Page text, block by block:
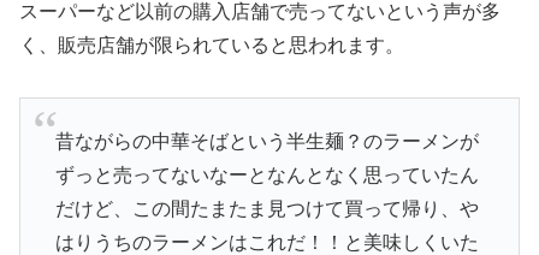
スーパーなど以前の購入店舗で売ってないという声が多
く、販売店舗が限られていると思われます。
昔ながらの中華そばという半生麺？のラーメンが
ずっと売ってないなーとなんとなく思っていたん
だけど、この間たまたま見つけて買って帰り、や
はりうちのラーメンはこれだ！！と美味しくいた